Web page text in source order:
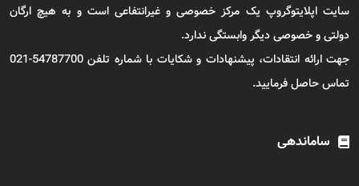
سایت اپلایتوگروپ یک مرکز خصوصی و غیرانتفاعی است و به هیچ ارگان
دولتی و خصوصی دیگر وابستگی ندارد.
جهت ارائه انتقادات، پیشنهادات و شکایات با شماره تلفن 54787700-021
تماس حاصل فرمایید.
ساماندهی